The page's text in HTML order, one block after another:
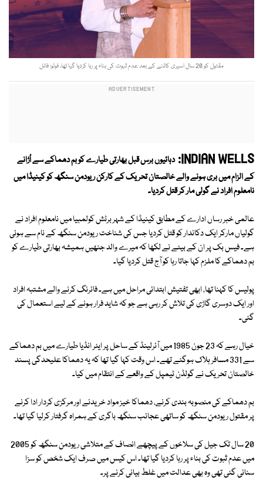
مقتول کو 20 سال اسیری کاٹنے کے بعد عدم ثبوت کی بناء پر رہا کردیا گیا تھا، فوٹو: فائل
INDIAN WELLS: دہائیوں برس قبل بھارتی طیارے کو بم دھماکے سے اُڑانے
کے الزام میں بری ہونے والے خالصتان تحریک کے کارکن ریودمن سنگھ کو کینیڈا میں
نامعلوم افراد نے گولی مار کر قتل کردیا۔
عالمی خبر رساں ادارے کے مطابق کینیڈا کے شہر برٹش کولمبیا میں نامعلوم افراد نے
گولیاں مارکر ایک دکاندار کو قتل کردیا جس کی شناخت ریودمن سنگھ کے نام سے ہوئی
ہے۔ فیس بک پر ان کے بیٹے نے لکھا کہ میرے والد جنھیں ہمیشہ بھارتی طیارے کو
بم دھماکے کا ملزم کہا جاتا رہا کو آج قتل کردیا گیا۔
پولیس کا کہنا تھا، ابھی تفتیش ابتدائی مراحل میں ہے۔ فائرنگ کرنے والے مشتبہ افراد
اور ایک دوسری گاڑی کی تلاش کر رہی ہے جو کہ شاید فرار ہونے کے لیے استعمال کی
گئی۔
خیال رہے کہ 23 جون 1985 میں آئرلینڈ کے ساحل پر ایئر انڈیا طیارے میں بم دھماکے
سے 331 مسافر ہلاک ہوگئے تھے۔ اس وقت کہا گیا تھا کہ یہ دھماکا علیحدگی پسند
خالصتان تحریک نے گولڈن ٹیمپل کے واقعے کے انتقام میں کیا۔
بم دھماکے کی منصوبہ بندی کرنے، دھماکا خیز مواد خریدنے اور مرکزی کردار ادا کرنے
پر مقتول ریودمن سنگھ کو ساتھی عجائب سنگھ باگری کے ہمراہ گرفتار کرلیا گیا تھا۔
20 سال تک جیل کی سلاخوں کے پیچھے انصاف کے متلاشی ریودمن سنگھ کو 2005
میں عدم ثبوت کی بناء پر رہا کردیا گیا تھا۔ اس کیس میں صرف ایک شخص کو سزا
سنائی گئی تھی وہ بھی عدالت میں غلط بیانی کرنے پر۔